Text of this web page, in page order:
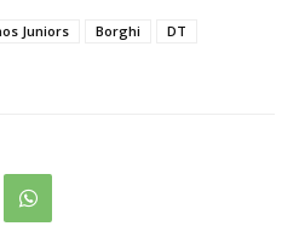
Juniors Borghi
DT